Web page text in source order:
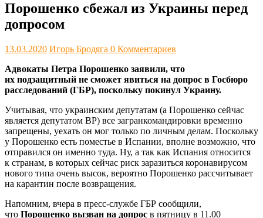
Порошенко сбежал из Украины перед
допросом
13.03.2020 Игорь Бродяга 0 Комментариев
Адвокаты Петра Порошенко заявили, что
их подзащитный не сможет явиться на допрос в Госбюро
расследований (ГБР), поскольку покинул Украину.
Учитывая, что украинским депутатам (а Порошенко сейчас
является депутатом ВР) все загранкомандировки временно
запрещены, уехать он мог только по личным делам. Поскольку
у Порошенко есть поместье в Испании, вполне возможно, что
отправился он именно туда. Ну, а так как Испания относится
к странам, в которых сейчас риск заразиться коронавирусом
нового типа очень высок, вероятно Порошенко рассчитывает
на карантин после возвращения.
Напомним, вчера в пресс-службе ГБР сообщили,
что Порошенко вызван на допрос в пятницу в 11.00